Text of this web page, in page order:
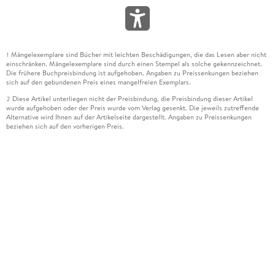
1 Mängelexemplare sind Bücher mit leichten Beschädigungen, die das Lesen aber nicht
einschränken. Mängelexemplare sind durch einen Stempel als solche gekennzeichnet.
Die frühere Buchpreisbindung ist aufgehoben. Angaben zu Preissenkungen beziehen
sich auf den gebundenen Preis eines mangelfreien Exemplars.
2 Diese Artikel unterliegen nicht der Preisbindung, die Preisbindung dieser Artikel
wurde aufgehoben oder der Preis wurde vom Verlag gesenkt. Die jeweils zutreffende
Alternative wird Ihnen auf der Artikelseite dargestellt. Angaben zu Preissenkungen
beziehen sich auf den vorherigen Preis.